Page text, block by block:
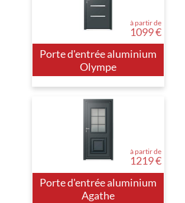
à partir de
1099 €
Porte d'entrée aluminium
Olympe
à partir de
1219 €
Porte d'entrée aluminium
Agathe